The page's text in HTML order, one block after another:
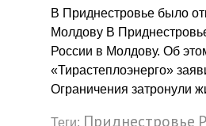
В Приднестровье было
Молдову В
России в Молдову. Об
«Тирастеплоэнерго»
Ограничения затронули
Теги: Приднестровье